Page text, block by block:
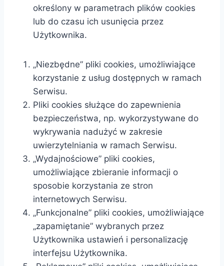
określony w parametrach plików cookies
lub do czasu ich usunięcia przez
Użytkownika.
„Niezbędne” pliki cookies, umożliwiające
korzystanie z usług dostępnych w ramach
Serwisu.
Pliki cookies służące do zapewnienia
bezpieczeństwa, np. wykorzystywane do
wykrywania nadużyć w zakresie
uwierzytelniania w ramach Serwisu.
„Wydajnościowe” pliki cookies,
umożliwiające zbieranie informacji o
sposobie korzystania ze stron
internetowych Serwisu.
„Funkcjonalne” pliki cookies, umożliwiające
„zapamiętanie” wybranych przez
Użytkownika ustawień i personalizację
interfejsu Użytkownika.